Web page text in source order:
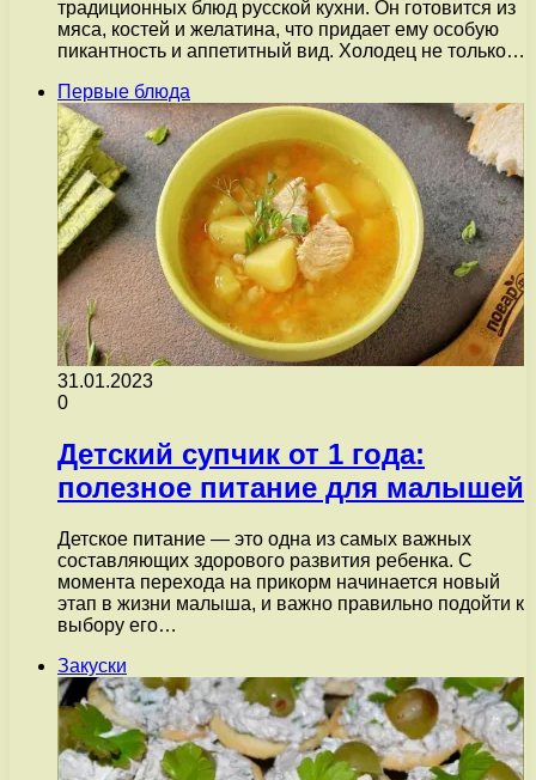
традиционных блюд русской кухни. Он готовится из
мяса, костей и желатина, что придает ему особую
пикантность и аппетитный вид. Холодец не только…
Первые блюда
31.01.2023
0
Детский супчик от 1 года:
полезное питание для малышей
Детское питание — это одна из самых важных
составляющих здорового развития ребенка. С
момента перехода на прикорм начинается новый
этап в жизни малыша, и важно правильно подойти к
выбору его…
Закуски